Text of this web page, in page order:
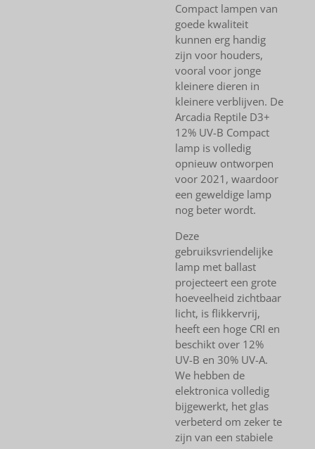
Compact lampen van
goede kwaliteit
kunnen erg handig
zijn voor houders,
vooral voor jonge
kleinere dieren in
kleinere verblijven. De
Arcadia Reptile D3+
12% UV-B Compact
lamp is volledig
opnieuw ontworpen
voor 2021, waardoor
een geweldige lamp
nog beter wordt.
Deze
gebruiksvriendelijke
lamp met ballast
projecteert een grote
hoeveelheid zichtbaar
licht, is flikkervrij,
heeft een hoge CRI en
beschikt over 12%
UV-B en 30% UV-A.
We hebben de
elektronica volledig
bijgewerkt, het glas
verbeterd om zeker te
zijn van een stabiele